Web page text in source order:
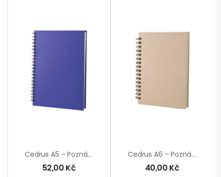
Cedrus A5 – Poznámkový Blok
52,00 Kč
Cedrus A6 – Poznámkový Blok
40,00 Kč